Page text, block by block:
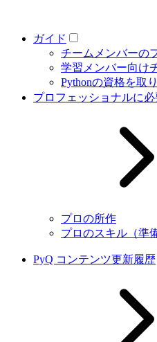
ガイド
チームメンバーの
学習メンバー向け
Pythonの資格を取
プロフェッショナルに
プロの所作
プロのスキル（準
PyQ コンテンツ更新履歴